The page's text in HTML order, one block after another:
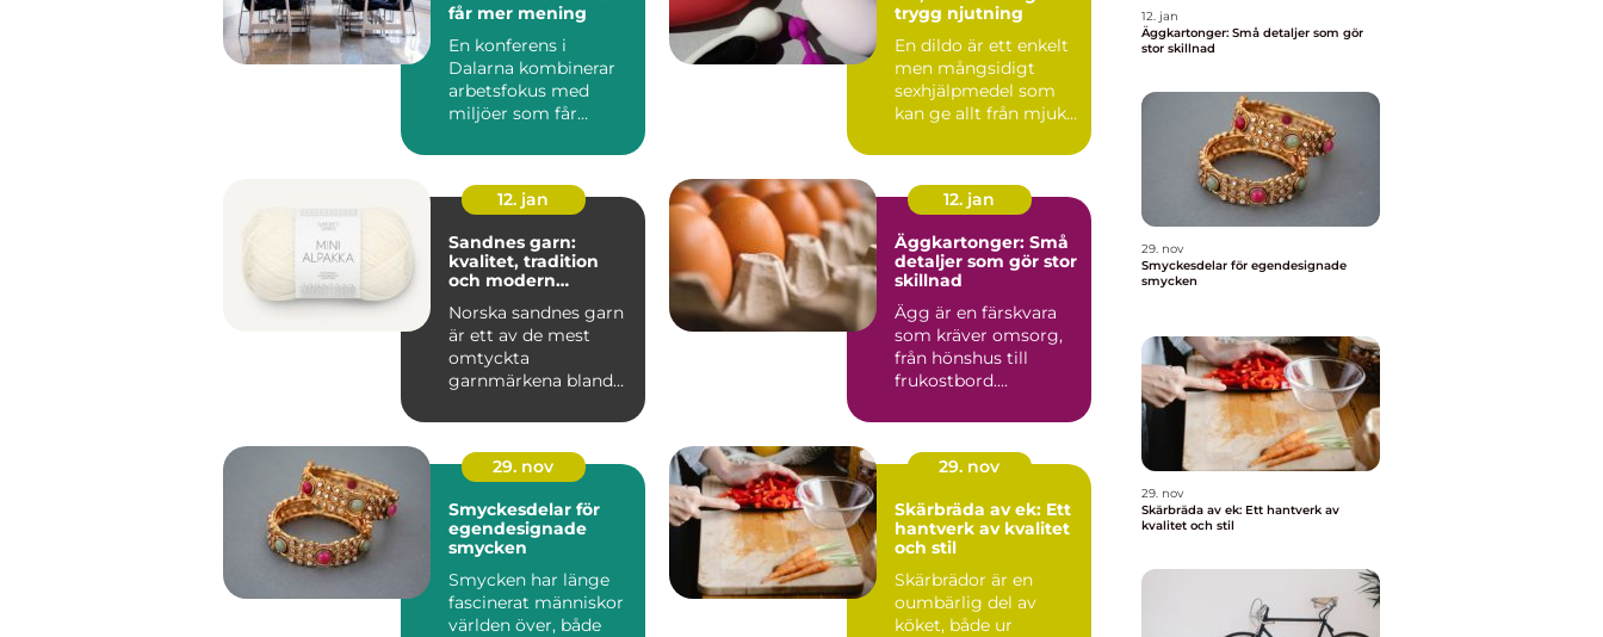
får mer mening
En konferens i
Dalarna kombinerar
arbetsfokus med
miljöer som får
trygg njutning
En dildo är ett enkelt
men mångsidigt
sexhjälpmedel som
kan ge allt från mjuk
12. jan
Sandnes garn:
kvalitet, tradition
och modern
Norska sandnes garn
är ett av de mest
omtyckta
garnmärkena bland
Kombin...
12. jan
Äggkartonger: Små
detaljer som gör stor
skillnad
Ägg är en färskvara
som kräver omsorg,
från hönshus till
frukostbord....
29. nov
Smyckesdelar för
egendesignade
smycken
Smycken har länge
fascinerat människor
världen över, både
29. nov
Skärbräda av ek: Ett
hantverk av kvalitet
och stil
Skärbrädor är en
oumbärlig del av
köket, både ur
12. jan
Äggkartonger: Små detaljer som gör
stor skillnad
29. nov
Smyckesdelar för egendesignade
smycken
29. nov
Skärbräda av ek: Ett hantverk av
kvalitet och stil